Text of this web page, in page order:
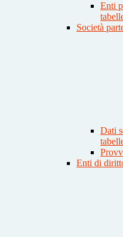
Enti
Società
Dati
Enti di